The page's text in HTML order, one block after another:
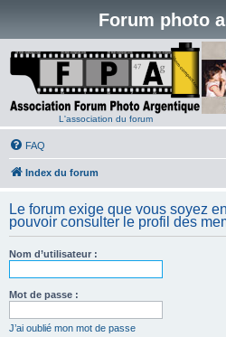
Forum photo
L'association du forum
FAQ
Index du forum
Le forum exige que vous soyez
pouvoir consulter le profil des
Nom d’utilisateur :
Mot de passe :
J’ai oublié mon mot de passe